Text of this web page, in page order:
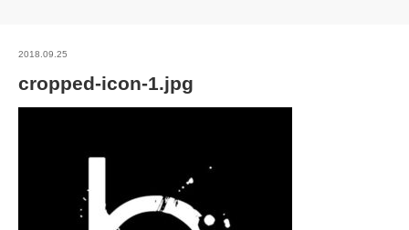
2018.09.25
cropped-icon-1.jpg